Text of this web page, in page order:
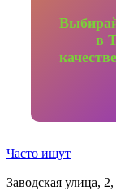
в
Часто ищут
Заводская улица,